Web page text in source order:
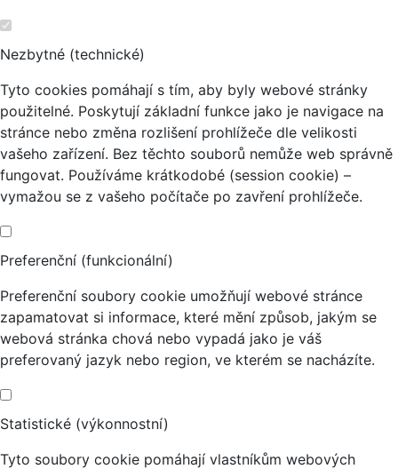
Nezbytné (technické)
Tyto cookies pomáhají s tím, aby byly webové stránky
použitelné. Poskytují základní funkce jako je navigace na
stránce nebo změna rozlišení prohlížeče dle velikosti
vašeho zařízení. Bez těchto souborů nemůže web správně
fungovat. Používáme krátkodobé (session cookie) –
vymažou se z vašeho počítače po zavření prohlížeče.
Preferenční (funkcionální)
Preferenční soubory cookie umožňují webové stránce
zapamatovat si informace, které mění způsob, jakým se
webová stránka chová nebo vypadá jako je váš
preferovaný jazyk nebo region, ve kterém se nacházíte.
Statistické (výkonnostní)
Tyto soubory cookie pomáhají vlastníkům webových